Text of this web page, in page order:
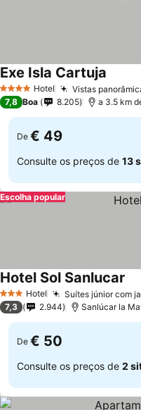
4 EstrelasHotel Vistas
Exe Isla Cartuja
7,8 Boa 8.205 a 3.5 km
De € 49
Consulte os preços de 13
Escolha popular
3 EstrelasHotel Suítes júnior com
Hotel Sol Sanlucar
7,3 2.944 Sanlúcar la
De € 50
Consulte os preços de 2